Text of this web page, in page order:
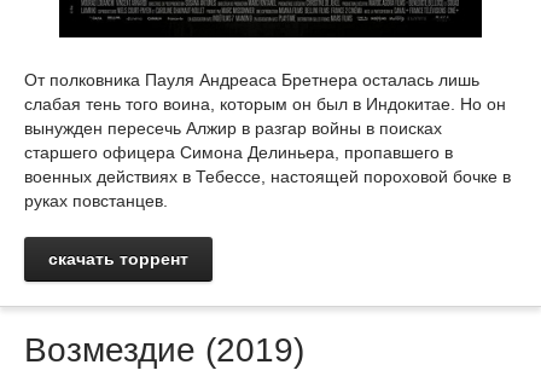
От полковника Пауля Андреаса Бретнера осталась лишь
слабая тень того воина, которым он был в Индокитае. Но он
вынужден пересечь Алжир в разгар войны в поисках
старшего офицера Симона Делиньера, пропавшего в
военных действиях в Тебессе, настоящей пороховой бочке в
руках повстанцев.
скачать торрент
Возмездие (2019)